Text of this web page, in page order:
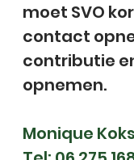
moet SVO
contact
contributie
opnemen.
Monique Koks